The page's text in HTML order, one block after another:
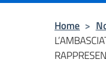
Home >